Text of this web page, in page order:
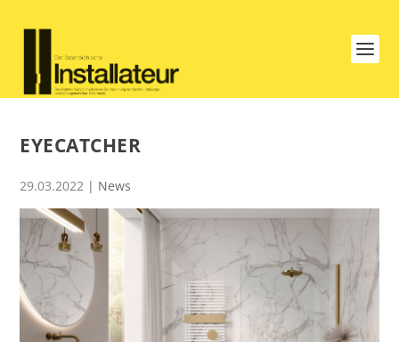
EYECATCHER
29.03.2022 | News